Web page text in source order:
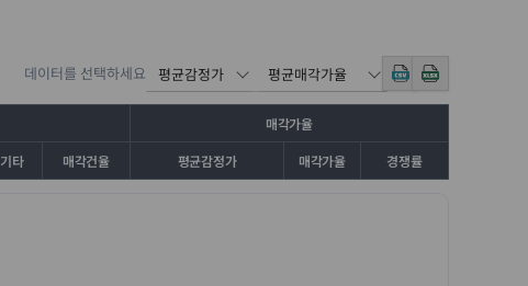
데이터를 선택하세요
매각가율
기타 매각건율 평균감정가 매각가율 경쟁률